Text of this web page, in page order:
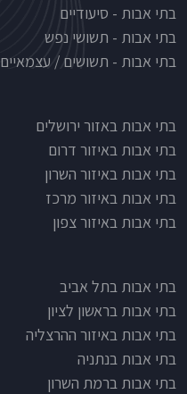
בתי אבות - סיעודיים
בתי אבות - תשושי נפש
בתי אבות - תשושים / עצמאיים
בתי אבות לפי אזורים
בתי אבות באזור ירושלים
בתי אבות באיזור דרום
בתי אבות באיזור השרון
בתי אבות באיזור מרכז
בתי אבות באיזור צפון
בתי אבות בתל אביב
בתי אבות בראשון לציון
בתי אבות באיזור ההרצליה
בתי אבות בנתניה
בתי אבות ברמת השרון